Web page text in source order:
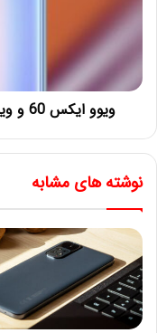
ویوو ایکس 60 و ویوو ایکس 60 پرو رسما معرفی شدند
نوشته های مشابه